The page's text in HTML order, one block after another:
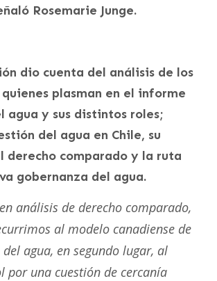
Rosemarie Junge.
dio cuenta del análisis de los
plasman en el informe
agua y sus distintos roles;
del agua en Chile, su
derecho comparado y la ruta
gobernanza del agua.
análisis de derecho comparado,
al modelo canadiense de
agua, en segundo lugar, al
por una cuestión de cercanía